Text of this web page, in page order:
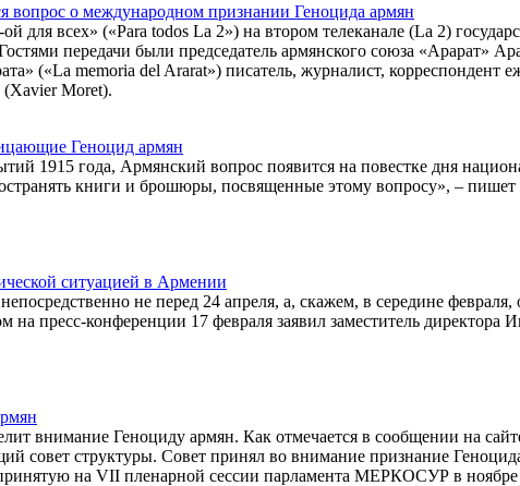
вопрос о международном признании Геноцида армян
для всех» («Para todos La 2») на втором телеканале (La 2)
передачи были председатель армянского союза «Арарат»
(«La memoria del Ararat») писатель, журналист, корреспондент
Moret).
Геноцид армян
1915 года, Армянский вопрос появится на повестке дня
книги и брошюры, посвященные этому вопросу», – пишет
ситуацией в Армении
не перед 24 апреля, а, скажем, в середине февраля,
пресс-конференции 17 февраля заявил заместитель директора
внимание Геноциду армян. Как отмечается в сообщении на
совет структуры. Совет принял во внимание признание
на VII пленарной сессии парламента МЕРКОСУР в ноябре